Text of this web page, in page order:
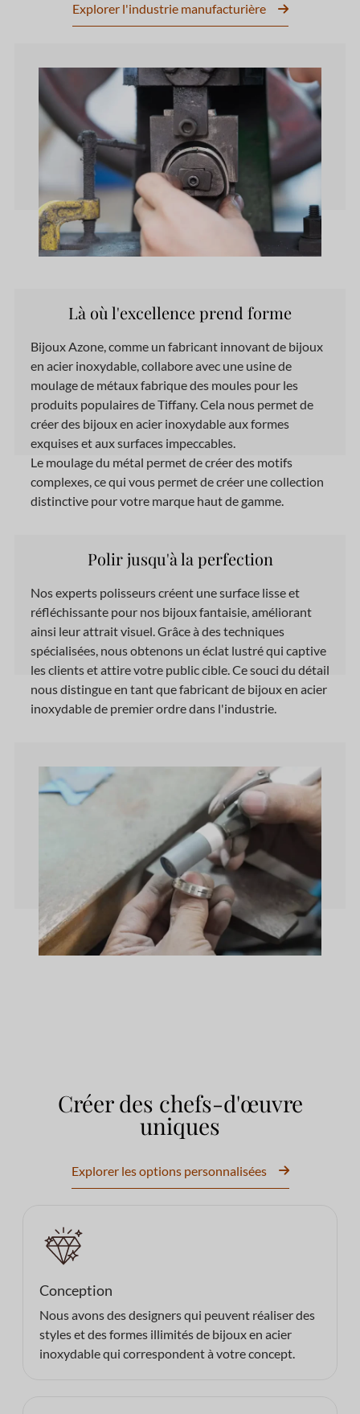
Explorer l'industrie manufacturière
Là où l'excellence prend forme
Bijoux Azone,commeun fabricant innovant de bijoux
en acier inoxydable, collaboreavecune usine de
moulage de métaux fabrique des moules pour les
produits populaires de Tiffany. Cela nous permet de
créer des bijoux en acier inoxydable aux formes
exquises et aux surfaces impeccables.
Le moulage du métal permet de créer des motifs
complexes, ce qui vous permet de créer une collection
distinctive pour votre marque haut de gamme.
Polir jusqu'à la perfection
Nos experts polisseurs créent une surface lisse et
réfléchissante pour nos bijoux fantaisie, améliorant
ainsi leur attrait visuel. Grâce à des techniques
spécialisées, nous obtenons un éclat lustré qui captive
les clients et attire votre public cible. Ce souci du détail
nous distingue en tant que fabricant de bijoux en acier
inoxydable de premier ordre dans l'industrie.
Créer des chefs-d'œuvre
uniques
Explorer les options personnalisées
Conception
Nous avons des designers qui peuvent réaliser des
styles et des formes illimités de bijoux en acier
inoxydable qui correspondent à votre concept.